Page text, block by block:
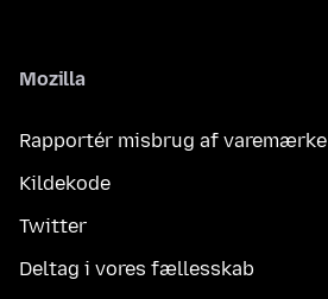
Mozilla
Rapportér misbrug af varemærke
Kildekode
Twitter
Deltag i vores fællesskab